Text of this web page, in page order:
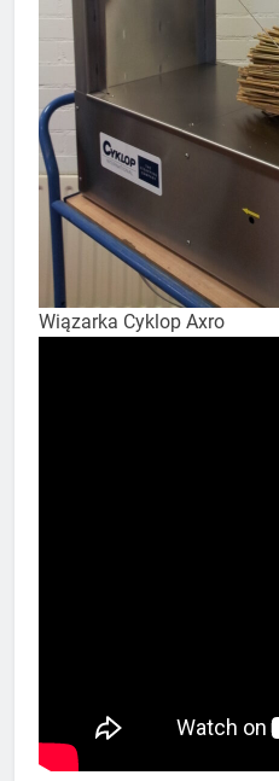
Wiązarka Cyklop Axro